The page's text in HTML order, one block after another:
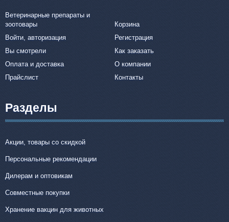
Ветеринарные препараты и
зоотовары
Корзина
Войти, авторизация
Регистрация
Вы смотрели
Как заказать
Оплата и доставка
О компании
Прайслист
Контакты
Разделы
Акции, товары со скидкой
Персональные рекомендации
Дилерам и оптовикам
Совместные покупки
Хранение вакцин для животных